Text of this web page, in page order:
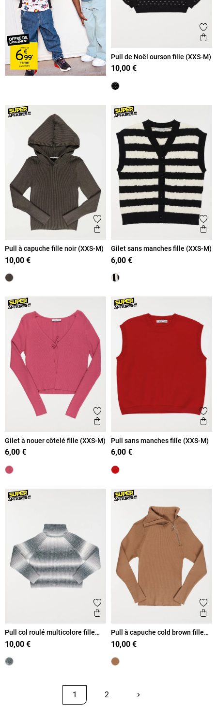
Pull de Noël ourson fille (XXS-M)
10,00 €
Ajouter aux favoris
Aperçu rapide
Pull à capuche fille noir (XXS-M)
10,00 €
Gilet sans manches fille (XXS-M)
6,00 €
Ajouter aux favoris
Aperçu rapide
Gilet à nouer côtelé fille (XXS-M)
6,00 €
Pull sans manches fille (XXS-M)
6,00 €
Ajouter aux favoris
Aperçu rapide
Pull col roulé multicolore fille
(XXS-M)
10,00 €
Pull à capuche cold brown fille
(XXS-M)
10,00 €
1 2 keyboard_arrow_rightSuivant